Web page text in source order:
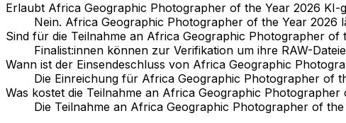
Erlaubt Africa Geographic Photographer of the Year 2026 KI-
Nein. Africa Geographic Photographer of the Year 2026
Sind für die Teilnahme an Africa Geographic Photographer of
Finalist:innen können zur Verifikation um ihre RAW-
Wann ist der Einsendeschluss von Africa Geographic
Die Einreichung für Africa Geographic Photographer of
Was kostet die Teilnahme an Africa Geographic Photographer
Die Teilnahme an Africa Geographic Photographer of